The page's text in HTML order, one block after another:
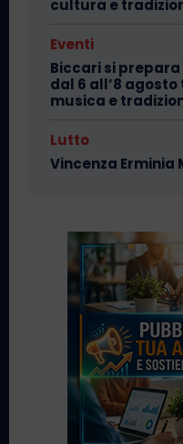
cultura e
Eventi
Biccari si
dal 6 all’8
musica e
Lutto
Vincenza Erminia